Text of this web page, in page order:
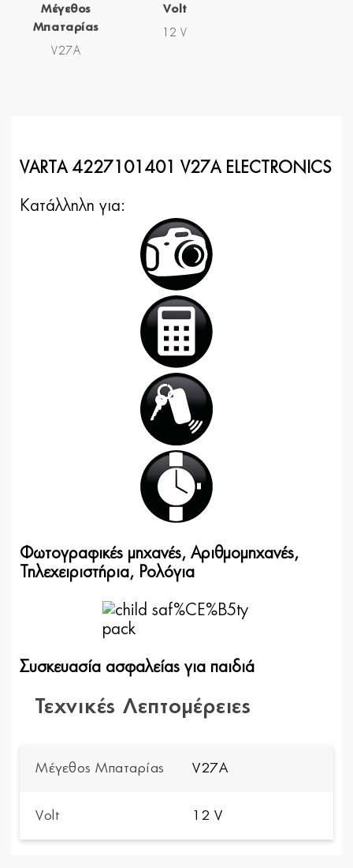
Μέγεθος
Μπαταρίας
V27A
Volt
12 V
VARTA 4227101401 V27A ELECTRONICS
Κατάλληλη για:
Φωτογραφικές μηχανές, Αριθμομηχανές,
Τηλεχειριστήρια, Ρολόγια
Συσκευασία ασφαλείας για παιδιά
Τεχνικές Λεπτομέρειες
Μέγεθος Μπαταρίας V27A
Volt 12 V